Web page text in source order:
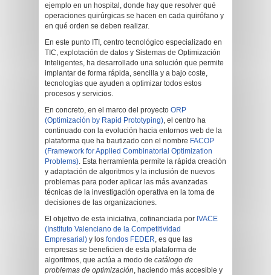
ejemplo en un hospital, donde hay que resolver qué
operaciones quirúrgicas se hacen en cada quirófano y
en qué orden se deben realizar.
En este punto ITI, centro tecnológico especializado en
TIC, explotación de datos y Sistemas de Optimización
Inteligentes, ha desarrollado una solución que permite
implantar de forma rápida, sencilla y a bajo coste,
tecnologías que ayuden a optimizar todos estos
procesos y servicios.
En concreto, en el marco del proyecto ORP
(Optimización by Rapid Prototyping), el centro ha
continuado con la evolución hacia entornos web de la
plataforma que ha bautizado con el nombre FACOP
(Framework for Applied Combinatorial Optimization
Problems). Esta herramienta permite la rápida creación
y adaptación de algoritmos y la inclusión de nuevos
problemas para poder aplicar las más avanzadas
técnicas de la investigación operativa en la toma de
decisiones de las organizaciones.
El objetivo de esta iniciativa, cofinanciada por IVACE
(Instituto Valenciano de la Competitividad
Empresarial) y los fondos FEDER, es que las
empresas se beneficien de esta plataforma de
algoritmos, que actúa a modo de catálogo de
problemas de optimización, haciendo más accesible y